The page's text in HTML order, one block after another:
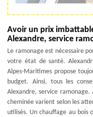
Avoir un prix
Alexandre, service
Le ramonage est nécessaire
votre état de santé.
Alpes-Maritimes propose
budget. Ainsi, tous les
Alexandre, service ramonage.
cheminée varient selon les
utilisés. Un chauffage au bois